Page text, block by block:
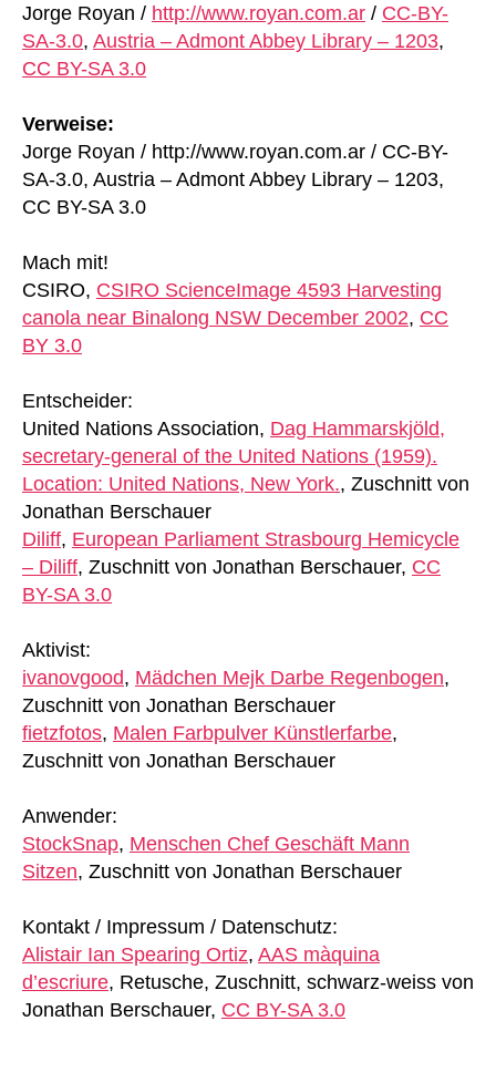
Jorge Royan / http://www.royan.com.ar / CC-BY-
SA-3.0, Austria – Admont Abbey Library – 1203,
CC BY-SA 3.0
Verweise:
Jorge Royan / http://www.royan.com.ar / CC-BY-
SA-3.0, Austria – Admont Abbey Library – 1203,
CC BY-SA 3.0
Mach mit!
CSIRO, CSIRO ScienceImage 4593 Harvesting
canola near Binalong NSW December 2002, CC
BY 3.0
Entscheider:
United Nations Association, Dag Hammarskjöld,
secretary-general of the United Nations (1959).
Location: United Nations, New York., Zuschnitt von
Jonathan Berschauer
Diliff, European Parliament Strasbourg Hemicycle
– Diliff, Zuschnitt von Jonathan Berschauer, CC
BY-SA 3.0
Aktivist:
ivanovgood, Mädchen Mejk Darbe Regenbogen,
Zuschnitt von Jonathan Berschauer
fietzfotos, Malen Farbpulver Künstlerfarbe,
Zuschnitt von Jonathan Berschauer
Anwender:
StockSnap, Menschen Chef Geschäft Mann
Sitzen, Zuschnitt von Jonathan Berschauer
Kontakt / Impressum / Datenschutz:
Alistair Ian Spearing Ortiz, AAS màquina
d’escriure, Retusche, Zuschnitt, schwarz-weiss von
Jonathan Berschauer, CC BY-SA 3.0